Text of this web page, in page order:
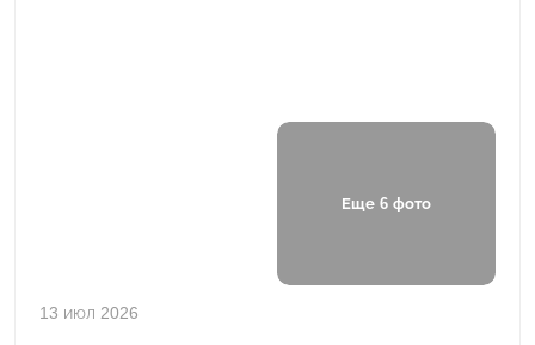
Еще 6 фото
13 июл 2026